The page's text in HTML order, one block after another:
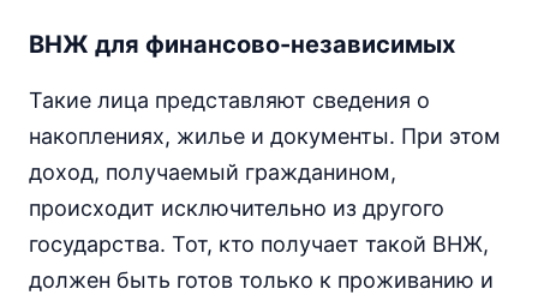
ВНЖ для финансово-независимых
Такие лица представляют сведения о
накоплениях, жилье и документы. При этом
доход, получаемый гражданином,
происходит исключительно из другого
государства. Тот, кто получает такой ВНЖ,
должен быть готов только к проживанию и